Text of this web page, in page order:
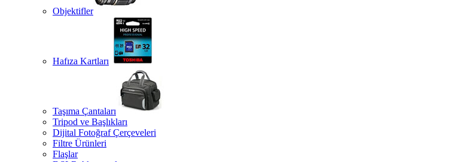
Objektifler
Hafıza Kartları
Taşıma Çantaları
Tripod ve Başlıkları
Dijital Fotoğraf Çerçeveleri
Filtre Ürünleri
Flaşlar